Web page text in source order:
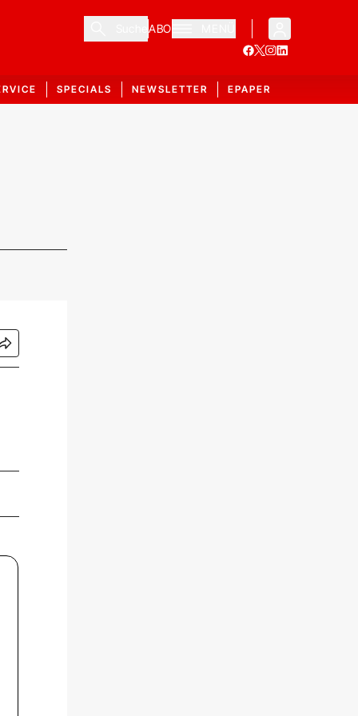
ABO
SPECIALS NEWSLETTER EPAPER